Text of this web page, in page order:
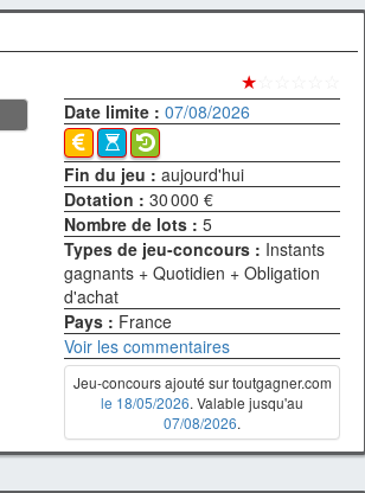
★
Date limite :07/08/2026
Fin du jeu :aujourd'hui
Dotation :30 000 €
Nombre de lots :5
Types de jeu-concours : Instants
gagnants + Quotidien + Obligation
d'achat
Pays : France
Voir les commentaires
Jeu-concours ajouté sur toutgagner.com
le 18/05/2026. Valable jusqu'au
07/08/2026.